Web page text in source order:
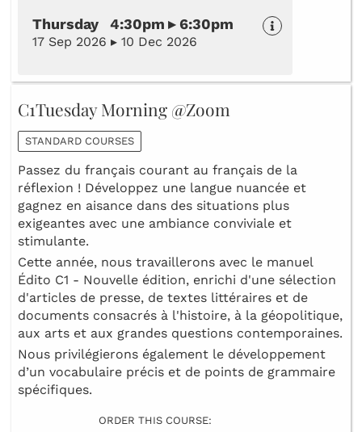
Thursday 4:30pm ▸ 6:30pm
17 Sep 2026 ▸ 10 Dec 2026
C1Tuesday Morning @Zoom
STANDARD COURSES
Passez du français courant au français de la
réflexion ! Développez une langue nuancée et
gagnez en aisance dans des situations plus
exigeantes avec une ambiance conviviale et
stimulante.
Cette année, nous travaillerons avec le manuel
Édito C1 - Nouvelle édition, enrichi d'une sélection
d'articles de presse, de textes littéraires et de
documents consacrés à l'histoire, à la géopolitique,
aux arts et aux grandes questions contemporaines.
Nous privilégierons également le développement
d’un vocabulaire précis et de points de grammaire
spécifiques.
ORDER THIS COURSE: